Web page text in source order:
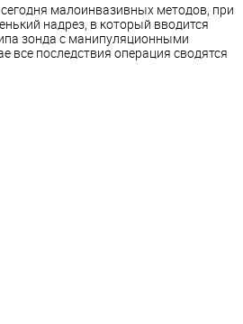
малоинвазивных методов, при
надрез, в который вводится
зонда с манипуляционными
все последствия операция сводятся